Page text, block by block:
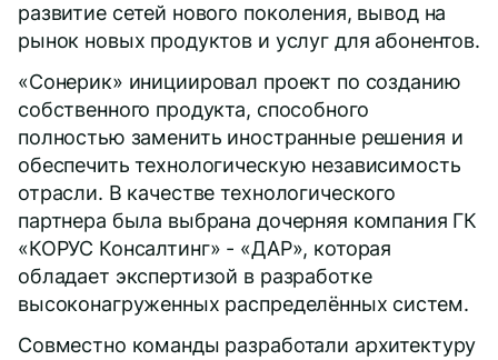
развитие сетей нового поколения, вывод на
рынок новых продуктов и услуг для абонентов.
«Сонерик» инициировал проект по созданию
собственного продукта, способного
полностью заменить иностранные решения и
обеспечить технологическую независимость
отрасли. В качестве технологического
партнера была выбрана дочерняя компания ГК
«КОРУС Консалтинг» - «ДАР», которая
обладает экспертизой в разработке
высоконагруженных распределённых систем.
Совместно команды разработали архитектуру